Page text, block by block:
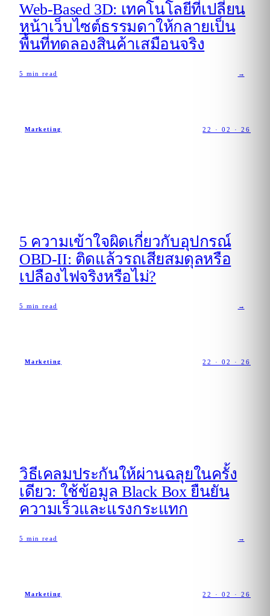
Web-Based 3D: เทคโนโลยีที่เปลี่ยน
หน้าเว็บไซต์ธรรมดาให้กลายเป็น
พื้นที่ทดลองสินค้าเสมือนจริง
5 min read →
Marketing 22 · 02 · 26
5 ความเข้าใจผิดเกี่ยวกับอุปกรณ์
OBD-II: ติดแล้วรถเสียสมดุลหรือ
เปลืองไฟจริงหรือไม่?
5 min read →
Marketing 22 · 02 · 26
วิธีเคลมประกันให้ผ่านฉลุยในครั้ง
เดียว: ใช้ข้อมูล Black Box ยืนยัน
ความเร็วและแรงกระแทก
5 min read →
Marketing 22 · 02 · 26